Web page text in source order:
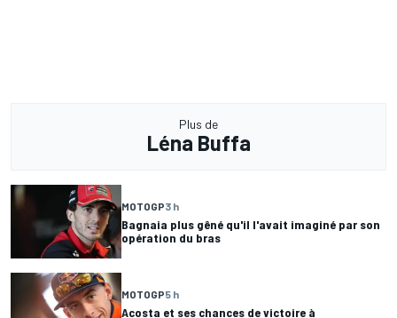
Plus de
Léna Buffa
MOTOGP3 h
Bagnaia plus gêné qu'il l'avait imaginé par son
opération du bras
MOTOGP5 h
Acosta et ses chances de victoire à